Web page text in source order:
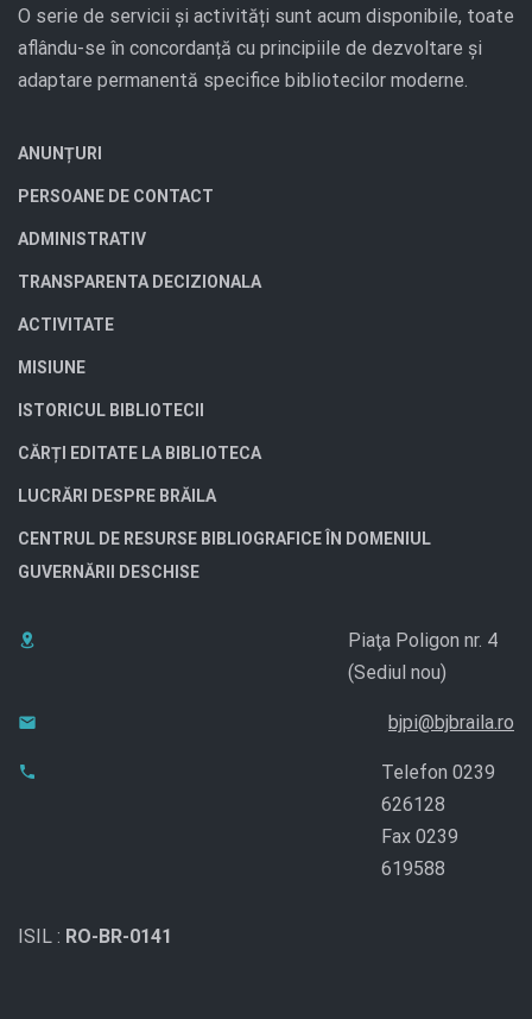
O serie de servicii și activități sunt acum disponibile, toate
aflându-se în concordanță cu principiile de dezvoltare și
adaptare permanentă specifice bibliotecilor moderne.
ANUNȚURI
PERSOANE DE CONTACT
ADMINISTRATIV
TRANSPARENTA DECIZIONALA
ACTIVITATE
MISIUNE
ISTORICUL BIBLIOTECII
CĂRȚI EDITATE LA BIBLIOTECA
LUCRĂRI DESPRE BRĂILA
CENTRUL DE RESURSE BIBLIOGRAFICE ÎN DOMENIUL
GUVERNĂRII DESCHISE
Piaţa Poligon nr. 4
(Sediul nou)
bjpi@bjbraila.ro
Telefon 0239
626128
Fax 0239
619588
ISIL : RO-BR-0141